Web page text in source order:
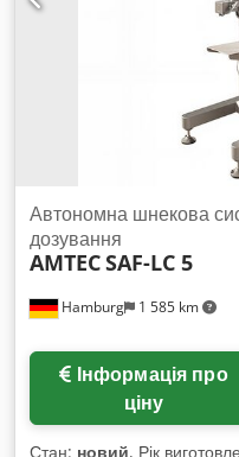
Hamburg 1 585 km
Автономна шнекова
дозування
AMTECSAF-LC 5
ціну
Стан: новий, Рік